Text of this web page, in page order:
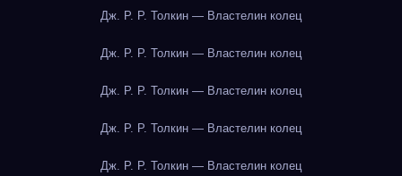
Дж. Р. Р. Толкин — Властелин колец
Дж. Р. Р. Толкин — Властелин колец
Дж. Р. Р. Толкин — Властелин колец
Дж. Р. Р. Толкин — Властелин колец
Дж. Р. Р. Толкин — Властелин колец